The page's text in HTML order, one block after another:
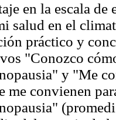
en la escala
salud en el
práctico y
"Conozco
y "Me
me convienen